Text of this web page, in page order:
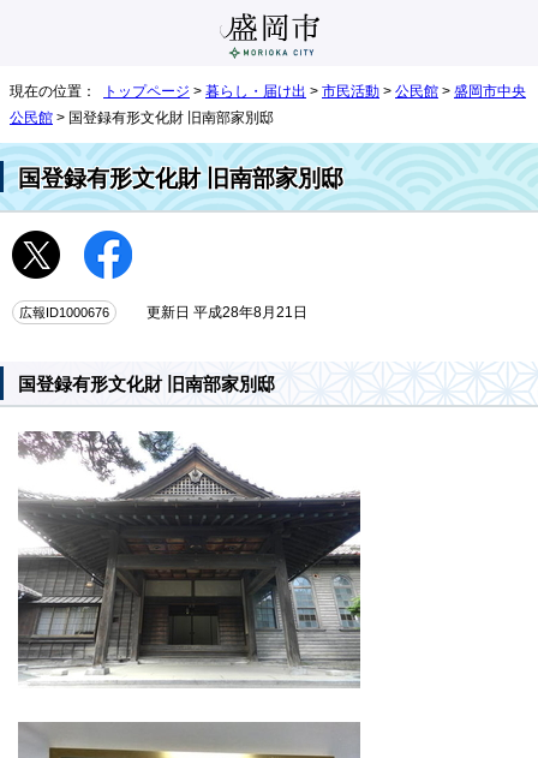
現在の位置： トップページ > 暮らし・届け出 > 市民活動 > 公民館 > 盛岡市中央
公民館 > 国登録有形文化財 旧南部家別邸
国登録有形文化財 旧南部家別邸
広報ID1000676 更新日 平成28年8月21日
国登録有形文化財 旧南部家別邸